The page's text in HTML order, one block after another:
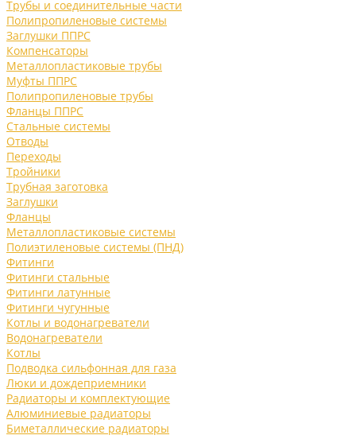
Трубы и соединительные части
Полипропиленовые системы
Заглушки ППРС
Компенсаторы
Металлопластиковые трубы
Муфты ППРС
Полипропиленовые трубы
Фланцы ППРС
Стальные системы
Отводы
Переходы
Тройники
Трубная заготовка
Заглушки
Фланцы
Металлопластиковые системы
Полиэтиленовые системы (ПНД)
Фитинги
Фитинги стальные
Фитинги латунные
Фитинги чугунные
Котлы и водонагреватели
Водонагреватели
Котлы
Подводка сильфонная для газа
Люки и дождеприемники
Радиаторы и комплектующие
Алюминиевые радиаторы
Биметаллические радиаторы